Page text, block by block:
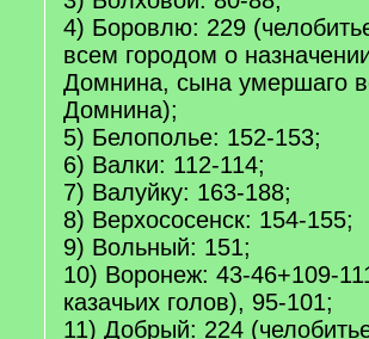
4) Боровлю: 229
всем городом о
Домнина, сына умершаго
Домнина);
5) Белополье: 152-153;
6) Валки: 112-114;
7) Валуйку: 163-188;
8) Верхососенск: 154-155;
9) Вольный: 151;
10) Воронеж: 43-46+109-
казачьих голов), 95-101;
11) Добрый: 224